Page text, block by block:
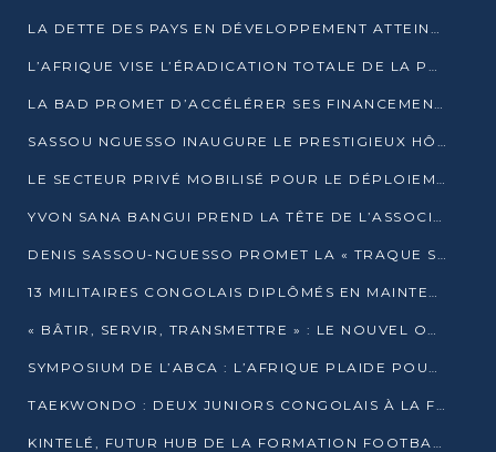
LA DETTE DES PAYS EN DÉVELOPPEMENT ATTEINT UN SOMMET HISTORIQUE ENTRE 2022 ET 2024
L’AFRIQUE VISE L’ÉRADICATION TOTALE DE LA POLIOMYÉLITE D’ICI 2026
LA BAD PROMET D’ACCÉLÉRER SES FINANCEMENTS AVEC LE MINISTÈRE DE L’ASSAINISSEMENT
SASSOU NGUESSO INAUGURE LE PRESTIGIEUX HÔTEL KEMPINSKI BRAZZAVILLE
LE SECTEUR PRIVÉ MOBILISÉ POUR LE DÉPLOIEMENT DE 19 MINI-CENTRALES SOLAIRES
YVON SANA BANGUI PREND LA TÊTE DE L’ASSOCIATION DES BANQUES CENTRALES AFRICAINES
DENIS SASSOU-NGUESSO PROMET LA « TRAQUE SANS RELÂCHE » DU GRAND BANDITISME
13 MILITAIRES CONGOLAIS DIPLÔMÉS EN MAINTENANCE INDUSTRIELLE APRÈS TROIS ANS DE FORMATION À L’UNIVERSITÉ MARIEN-NGOUABI
« BÂTIR, SERVIR, TRANSMETTRE » : LE NOUVEL OUVRAGE QUI INTERPELLE LES COLLECTIVITÉS
SYMPOSIUM DE L’ABCA : L’AFRIQUE PLAIDE POUR UN FINANCEMENT CLIMATIQUE ÉQUITABLE
TAEKWONDO : DEUX JUNIORS CONGOLAIS À LA FINALE D’OPEN SYRIES 2025 À ABIDJAN
KINTELÉ, FUTUR HUB DE LA FORMATION FOOTBALLISTIQUE AFRICAINE ?